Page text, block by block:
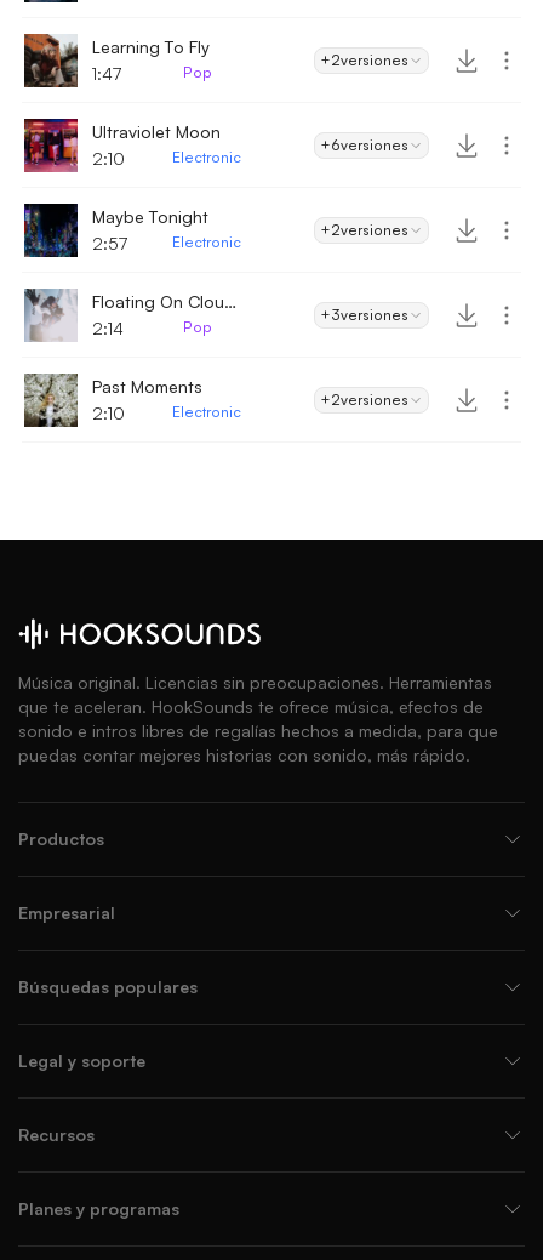
Learning To Fly
1:47
Pop
+2versiones
Ultraviolet Moon
2:10
Electronic
+6versiones
Maybe Tonight
2:57
Electronic
+2versiones
Floating On Clouds
2:14
Pop
+3versiones
Past Moments
2:10
Electronic
+2versiones
Música original. Licencias sin preocupaciones. Herramientas
que te aceleran. HookSounds te ofrece música, efectos de
sonido e intros libres de regalías hechos a medida, para que
puedas contar mejores historias con sonido, más rápido.
Productos
Empresarial
Búsquedas populares
Legal y soporte
Recursos
Planes y programas